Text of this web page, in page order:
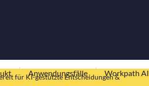
Anwendungsfälle Workpath AI
für KI-gestützte Entscheidungen &